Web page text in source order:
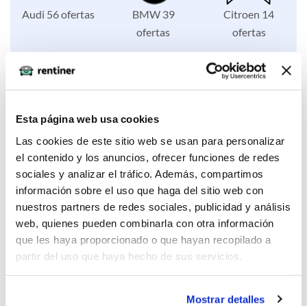
Esta página web usa cookies
Las cookies de este sitio web se usan para personalizar
el contenido y los anuncios, ofrecer funciones de redes
sociales y analizar el tráfico. Además, compartimos
información sobre el uso que haga del sitio web con
nuestros partners de redes sociales, publicidad y análisis
web, quienes pueden combinarla con otra información
que les haya proporcionado o que hayan recopilado a
partir del uso que haya hecho de sus servicios.
Mostrar detalles
Audi 56 ofertas
BMW 39
ofertas
Citroen 14
ofertas
Fiat 2 ofertas Ford 26 ofertas
ofertas
Hyundai 8
ofertas
Jeep 2 ofertas Kia 55 ofertas